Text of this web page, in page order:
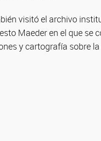
visitó el archivo
Maeder en el que se
y cartografía sobre